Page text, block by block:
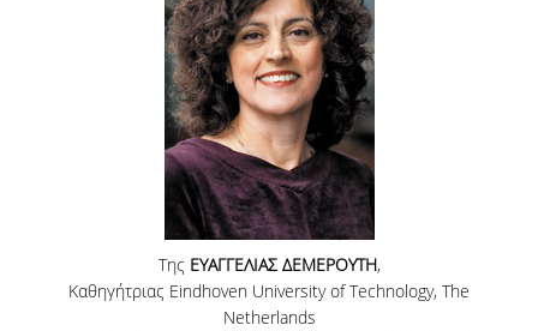
Της ΕΥΑΓΓΕΛΙΑΣ ΔΕΜΕΡΟΥΤΗ,
Καθηγήτριας Eindhoven University of Technology, The
Netherlands